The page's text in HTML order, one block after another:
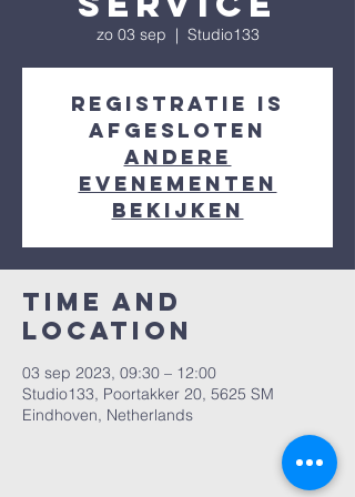
zo 03 sep
  |
Studio133
Registratie is
afgesloten
Andere
evenementen
bekijken
Time and
Location
03 sep 2023, 09:30 – 12:00
Studio133, Poortakker 20, 5625 SM
Eindhoven, Netherlands